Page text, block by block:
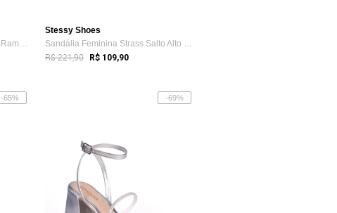
Sandália Feminina Salto Bloco Ramarim 26...
Stessy Shoes
Sandália Feminina Strass Salto Alto Fino...
R$ 221,90 R$ 109,90
-65% -69%